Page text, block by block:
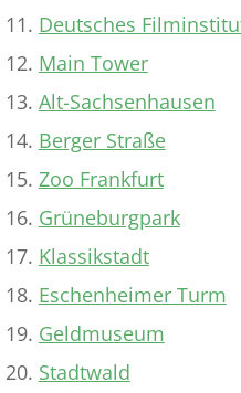
Deutsches
Main Tower
Alt-Sachsenhausen
Berger Straße
Zoo Frankfurt
Grüneburgpark
Klassikstadt
Eschenheimer Turm
Geldmuseum
Stadtwald